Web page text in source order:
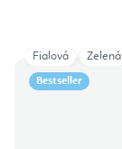
Bestseller
Fialová Zelená